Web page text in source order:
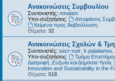
Ανακοινώσεις Συμβουλίου
Συντονιστής: nmalam
Υπο-συζητήσεις:
Αποφάσεις
Kείμενα προς διαβούλευση
Θέματα: 32
Ανακοινώσεις Σχολών &
Συντονιστές: secr-nutr k.palatianou
Υπο-συζητήσεις:
Τμήμα
Διατροφή ,Ευζωία και Δημόσια Υγεία
Innovation and Sustainability in the
Θέματα: 518